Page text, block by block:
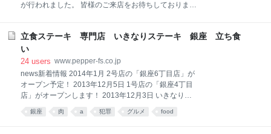
が行われました。 皆様のご来店をお待ちしておりま
業時間 ランチタイム 11：00～15：00【ラストオ
ーダー14：30】 ディナータイム 16：00～23：
00【ラストオーダー22：30】 年中無休 電車の場合 東
京メトロ日比谷線東銀座駅A2出口より徒歩1~2分。 都
営浅草線東銀座駅A2出口より徒歩1~2分。
立食ステーキ 専門店 いきなりステーキ 銀座 立ち食
い
24 users www.pepper-fs.co.jp
news新着情報 2014年1月 2号店の「銀座6丁目店」が
オープン予定！ 2013年12月5日 1号店の「銀座4丁目
店」がオープンします！ 2013年12月3日 いきなり！
ステーキ サイトをオープンしました。 いきなりステ
ーキは、立食の炭焼ステーキの専門店です。 いきな
銀座 肉 a 犯罪 グルメ food